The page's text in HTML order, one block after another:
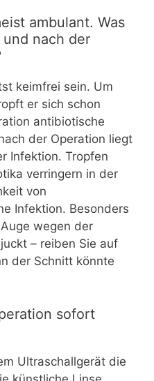
ambulant. Was
nach der
keimfrei sein. Um
er sich schon
antibiotische
der Operation liegt
Infektion. Tropfen
verringern in der
von
Infektion. Besonders
wegen der
– reiben Sie auf
der Schnitt könnte
sofort
Ultraschallgerät die